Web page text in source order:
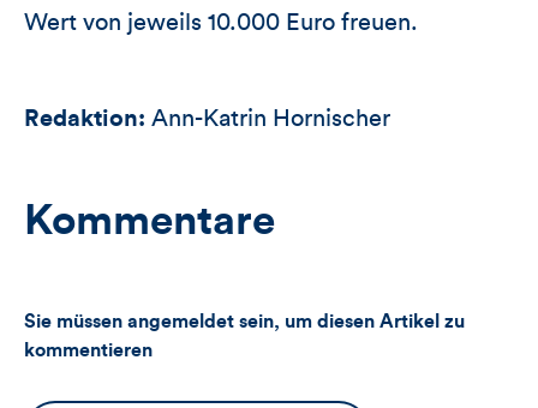
Wert von jeweils 10.000 Euro freuen.
Redaktion: Ann-Katrin Hornischer
Kommentare
Sie müssen angemeldet sein, um diesen Artikel zu
kommentieren